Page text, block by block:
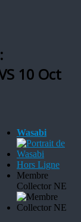
10 Oct
Wasabi
Hors Ligne
Membre
Collector NE